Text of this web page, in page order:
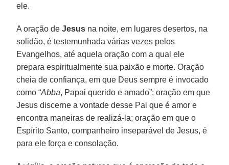
ele.
A oração deJesus na noite, em lugares desertos, na
solidão, é testemunhada várias vezes pelos
Evangelhos, até aquela oração com a qual ele
prepara espiritualmente sua paixão e morte. Oração
cheia de confiança, em que Deus sempre é invocado
como “Abba, Papai querido e amado”; oração em que
Jesus discerne a vontade desse Pai que é amor e
encontra maneiras de realizá-la; oração em que o
Espírito Santo, companheiro inseparável de Jesus, é
para ele força e consolação.